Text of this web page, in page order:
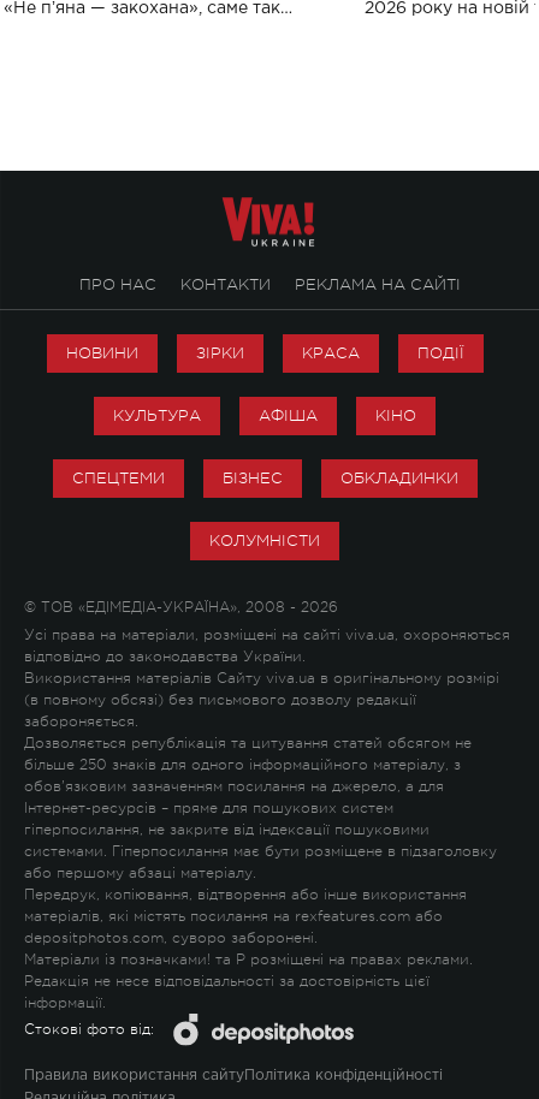
«Не пʼяна — закохана», саме так
2026 року на новій
ПРО НАС КОНТАКТИ РЕКЛАМА НА САЙТІ
НОВИНИ ЗІРКИ КРАСА ПОДІЇ
КУЛЬТУРА АФІША КІНО
СПЕЦТЕМИ БІЗНЕС ОБКЛАДИНКИ
КОЛУМНІСТИ
© ТОВ «ЕДІМЕДІА-УКРАЇНА», 2008 - 2026
Усі права на матеріали, розміщені на сайті viva.ua, охороняються
відповідно до законодавства України.
Використання матеріалів Сайту viva.ua в оригінальному розмірі
(в повному обсязі) без письмового дозволу редакції
забороняється.
Дозволяється републікація та цитування статей обсягом не
більше 250 знаків для одного інформаційного матеріалу, з
обов'язковим зазначенням посилання на джерело, а для
Інтернет-ресурсів – пряме для пошукових систем
гіперпосилання, не закрите від індексації пошуковими
системами. Гіперпосилання має бути розміщене в підзаголовку
або першому абзаці матеріалу.
Передрук, копіювання, відтворення або інше використання
матеріалів, які містять посилання на rexfeatures.com або
depositphotos.com, суворо заборонені.
Матеріали із позначками! та P розміщені на правах реклами.
Редакція не несе відповідальності за достовірність цієї
інформації.
Стокові фото від:
Правила використання сайту Політика конфіденційності